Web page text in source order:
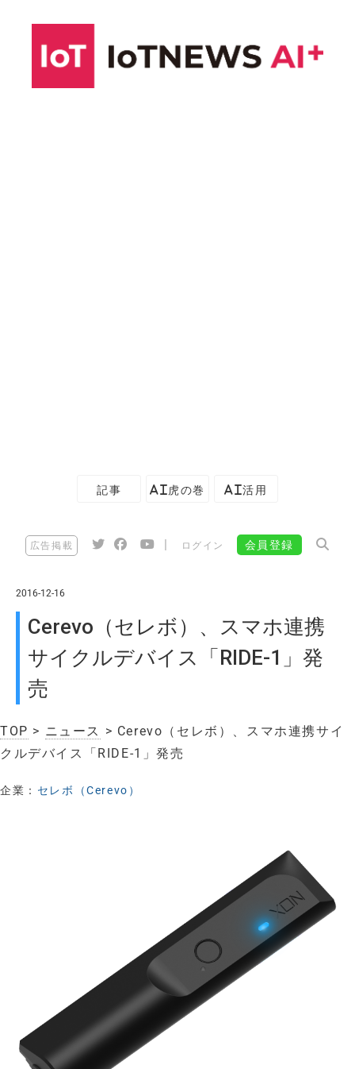
記事 AI虎の巻 AI活用
広告掲載 ログイン 会員登録
2016-12-16
Cerevo（セレボ）、スマホ連携
サイクルデバイス「RIDE-1」発
売
TOP > ニュース > Cerevo（セレボ）、スマホ連携サイ
クルデバイス「RIDE-1」発売
企業： セレボ（Cerevo）